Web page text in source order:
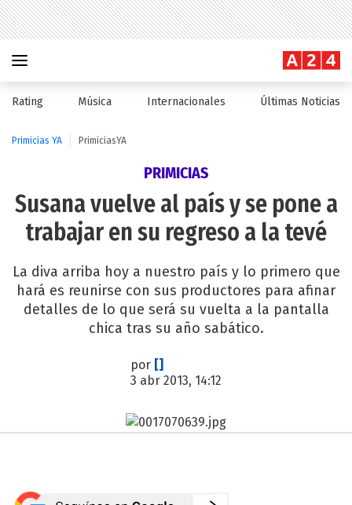
Rating Música Internacionales Últimas Noticias
Primicias YA PrimiciasYA
PRIMICIAS
Susana vuelve al país y se pone a
trabajar en su regreso a la tevé
La diva arriba hoy a nuestro país y lo primero que
hará es reunirse con sus productores para afinar
detalles de lo que será su vuelta a la pantalla
chica tras su año sabático.
por []
3 abr 2013, 14:12